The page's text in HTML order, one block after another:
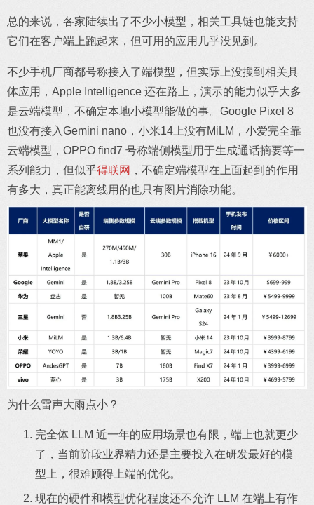
总的来说，各家陆续出了不少小模型，相关工具链也能支持
它们在客户端上跑起来，但可用的应用几乎没见到。
不少手机厂商都号称接入了端模型，但实际上没搜到相关具
体应用，Apple Intelligence 还在路上，演示的能力似乎大多
是云端模型，不确定本地小模型能做的事。Google Pixel 8
也没有接入Gemini nano，小米14上没有MiLM，小爱完全靠
云端模型，OPPO find7 号称端侧模型用于生成通话摘要等一
系列能力，但似乎得联网 ，不确定端模型在上面起到的作用
有多大，真正能离线用的也只有图片消除功能。
为什么雷声大雨点小？
完全体 LLM 近一年的应用场景也有限，端上也就更少
了，当前阶段业界精力还是主要投入在研发最好的模
型上，很难顾得上端的优化。
现在的硬件和模型优化程度还不允许 LLM 在端上有作